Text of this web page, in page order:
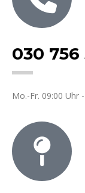
030 756
Mo.-Fr. 09:00 Uhr